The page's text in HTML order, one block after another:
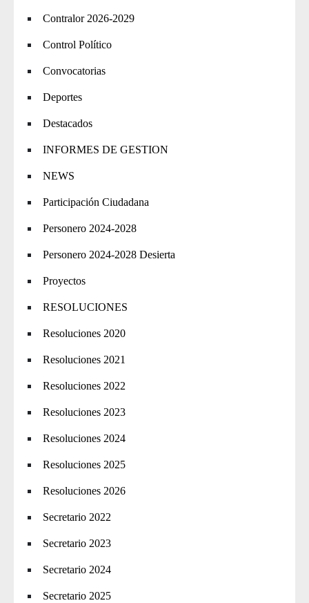
Contralor 2026-2029
Control Político
Convocatorias
Deportes
Destacados
INFORMES DE GESTION
NEWS
Participación Ciudadana
Personero 2024-2028
Personero 2024-2028 Desierta
Proyectos
RESOLUCIONES
Resoluciones 2020
Resoluciones 2021
Resoluciones 2022
Resoluciones 2023
Resoluciones 2024
Resoluciones 2025
Resoluciones 2026
Secretario 2022
Secretario 2023
Secretario 2024
Secretario 2025